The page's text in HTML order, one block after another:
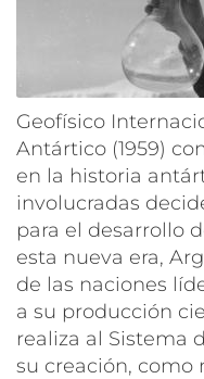
Geofísico
Antártico (1959)
en la historia
involucradas
para el desarrollo
esta nueva era,
de las naciones
a su producción
realiza al Sistema
su creación,